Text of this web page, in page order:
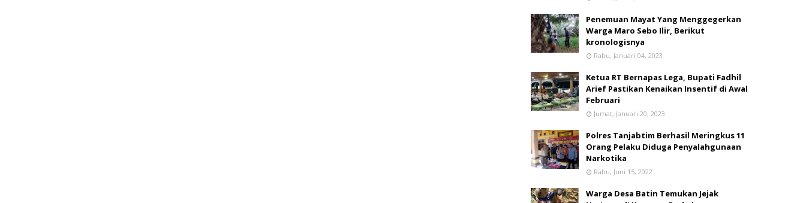
Penemuan Mayat Yang Menggegerkan
Warga Maro Sebo Ilir, Berikut
kronologisnya
Rabu, Januari 04, 2023
Ketua RT Bernapas Lega, Bupati Fadhil
Arief Pastikan Kenaikan Insentif di Awal
Februari
Jumat, Januari 20, 2023
Polres Tanjabtim Berhasil Meringkus 11
Orang Pelaku Diduga Penyalahgunaan
Narkotika
Rabu, Juni 15, 2022
Warga Desa Batin Temukan Jejak